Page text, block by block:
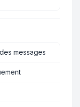
messages